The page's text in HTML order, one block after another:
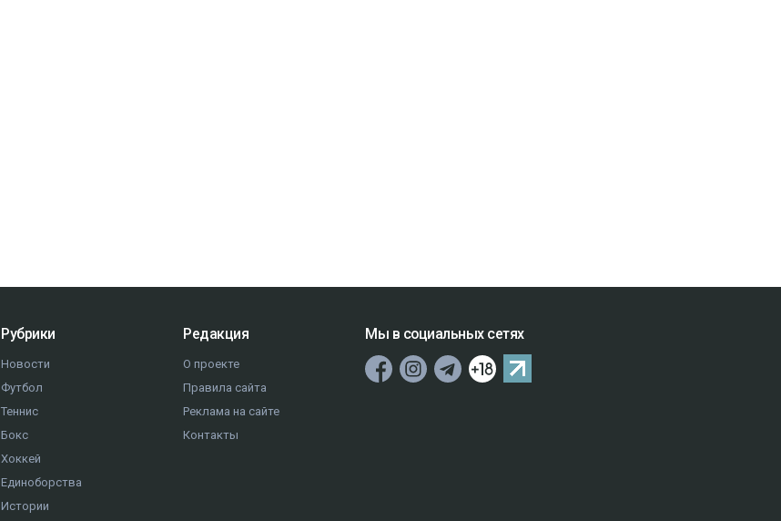
Рубрики
Новости
Футбол
Теннис
Бокс
Хоккей
Единоборства
Истории
Редакция
О проекте
Правила сайта
Реклама на сайте
Контакты
Мы в социальных сетях